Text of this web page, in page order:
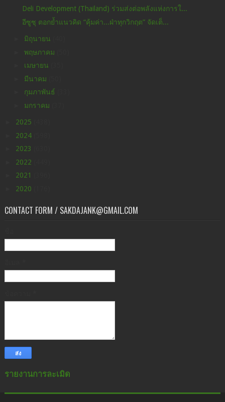
Deli Development (Thailand) ร่วมส่งต่อพลังแห่งการใ...
อีซูซุ ตอกย้ำแนวคิด “คุ้มค่า...ฝ่าทุกวิกฤต” จัดเต็...
มิถุนายน
พฤษภาคม
เมษายน
มีนาคม
กุมภาพันธ์
มกราคม
2025
2024
2023
2022
2021
2020
CONTACT FORM / SAKDAJANK@GMAIL.COM
รายงานการละเมิด